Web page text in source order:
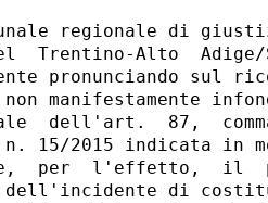
regionale di
Trentino-Alto
pronunciando sul
manifestamente
dell'art.  87,
15/2015 indicata in
per  l'effetto,  il
dell'incidente di